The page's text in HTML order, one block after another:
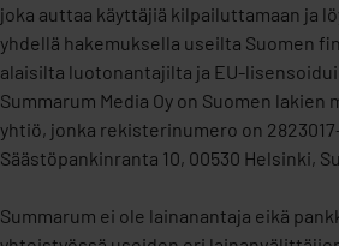
joka auttaa käyttäjiä kilpailuttamaan ja
yhdellä hakemuksella useilta Suomen
alaisilta luotonantajilta ja EU-
Summarum Media Oy on Suomen
yhtiö, jonka rekisterinumero on
Säästöpankinranta 10, 00530 Helsinki,
Summarum ei ole lainanantaja eikä